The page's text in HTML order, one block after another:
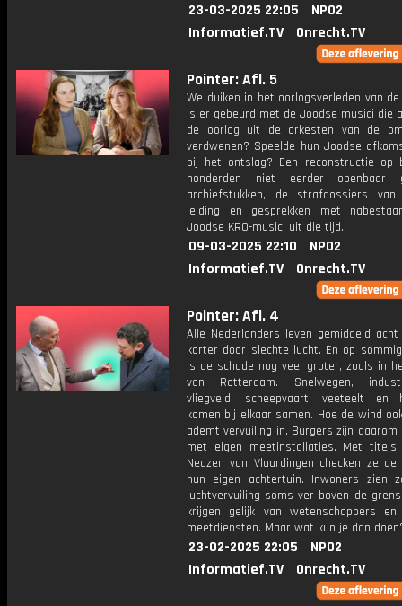
23-03-2025 22:05
NPO2
Informatief.TV
Onrecht.TV
Pointer: Afl. 5
We duiken in het oorlogsverleden van de
is er gebeurd met de Joodse musici die
de oorlog uit de orkesten van de
verdwenen? Speelde hun Joodse
bij het ontslag? Een reconstructie op
honderden niet eerder openbaar
archiefstukken, de strafdossiers van
leiding en gesprekken met
Joodse KRO-musici uit die tijd.
09-03-2025 22:10
NPO2
Informatief.TV
Onrecht.TV
Pointer: Afl. 4
Alle Nederlanders leven gemiddeld acht
korter door slechte lucht. En op
is de schade nog veel groter, zoals in
van Rotterdam. Snelwegen,
vliegveld, scheepvaart, veeteelt en
komen bij elkaar samen. Hoe de wind
ademt vervuiling in. Burgers zijn daarom
met eigen meetinstallaties. Met titels
Neuzen van Vlaardingen checken ze
hun eigen achtertuin. Inwoners zien
luchtvervuiling soms ver boven de
krijgen gelijk van wetenschappers
meetdiensten. Maar wat kun je dan
23-02-2025 22:05
NPO2
Informatief.TV
Onrecht.TV